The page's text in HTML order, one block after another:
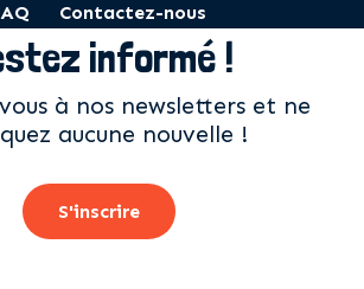
Contactez-nous
informé !
à nos newsletters et ne
aucune nouvelle !
S'inscrire